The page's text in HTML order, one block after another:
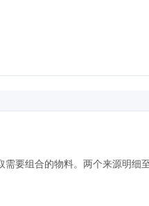
要组合的物料。两个来源明细